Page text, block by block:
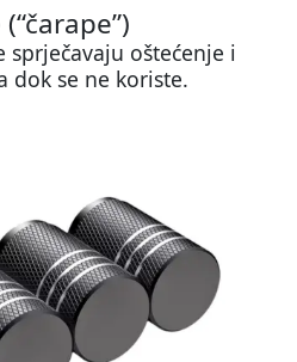
oštećenje i
dok se ne koriste.